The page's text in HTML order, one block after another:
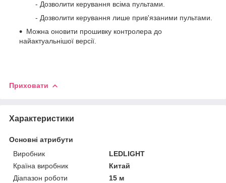
- Дозволити керування всіма пультами.
- Дозволити керування лише прив'язаними пультами.
Можна оновити прошивку контролера до
найактуальнішої версії.
Приховати
Характеристики
Основні атрибути
Виробник
LEDLIGHT
Країна виробник
Китай
Діапазон роботи
15 м